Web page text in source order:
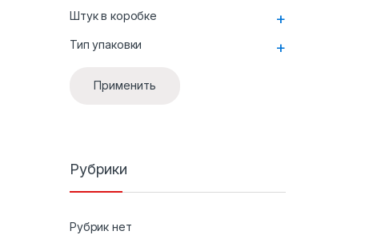
Штук в коробке +
Тип упаковки +
Применить
Рубрики
Рубрик нет